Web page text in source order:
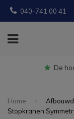
040-741 00 41
Home
Stopkranen